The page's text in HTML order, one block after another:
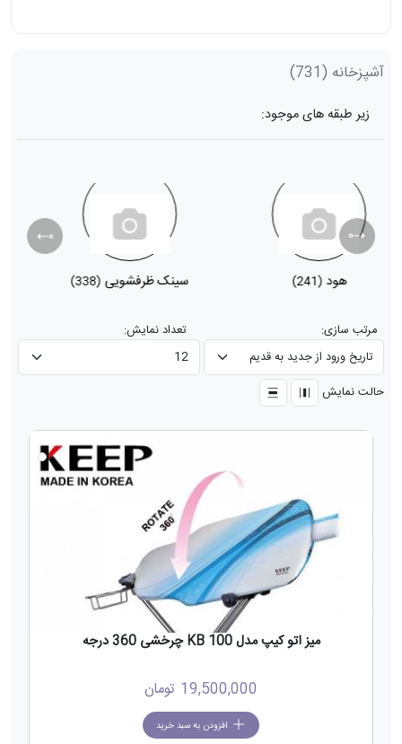
آشپزخانه (731)
زیر طبقه های موجود:
هود (241) سینک ظرفشویی (338)
مرتب سازی: تعداد نمایش:
حالت نمایش
میز اتو کیپ مدل KB 100 چرخشی 360 درجه
19,500,000 تومان
افزودن به سبد خرید